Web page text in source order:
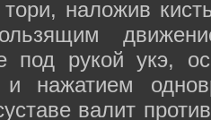
наложив
под рукой укэ,
и нажатием
валит